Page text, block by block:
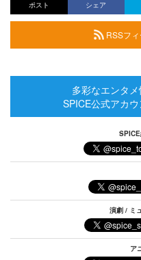
ポスト シェア
RSSフィ
多彩なエンタ
SPICE公式アカ
演劇 / ミ
ア